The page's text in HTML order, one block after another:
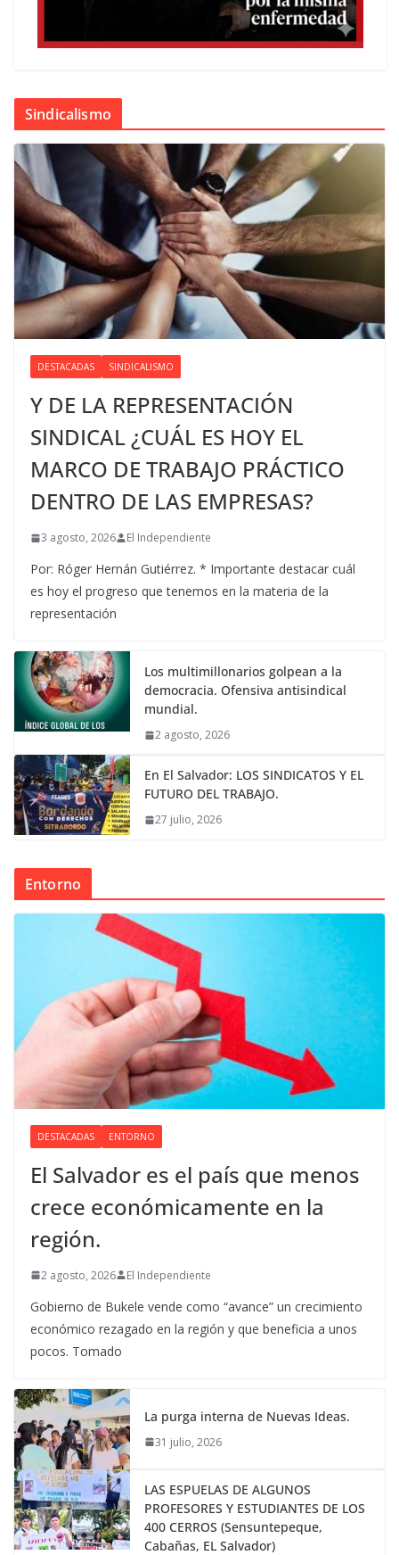
Sindicalismo
DESTACADAS SINDICALISMO
Y DE LA REPRESENTACIÓN
SINDICAL ¿CUÁL ES HOY EL
MARCO DE TRABAJO PRÁCTICO
DENTRO DE LAS EMPRESAS?
3 agosto, 2026 El Independiente
Por: Róger Hernán Gutiérrez. * Importante destacar cuál
es hoy el progreso que tenemos en la materia de la
representación
Los multimillonarios golpean a la
democracia. Ofensiva antisindical
mundial.
2 agosto, 2026
En El Salvador: LOS SINDICATOS Y EL
FUTURO DEL TRABAJO.
27 julio, 2026
Entorno
DESTACADAS ENTORNO
El Salvador es el país que menos
crece económicamente en la
región.
2 agosto, 2026 El Independiente
Gobierno de Bukele vende como “avance” un crecimiento
económico rezagado en la región y que beneficia a unos
pocos. Tomado
La purga interna de Nuevas Ideas.
31 julio, 2026
LAS ESPUELAS DE ALGUNOS
PROFESORES Y ESTUDIANTES DE LOS
400 CERROS (Sensuntepeque,
Cabañas, EL Salvador)